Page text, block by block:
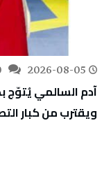
2026-08-05
آدم السالمي يُتوّج
ويقترب من كبار